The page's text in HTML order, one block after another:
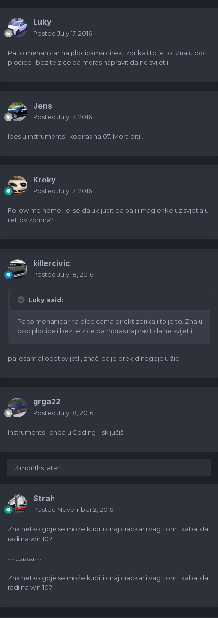
Luky
Posted July 17, 2016
Pa to mehanicar na plocicama direkt zbrika i to je to. Znaju doc
plocice i bez te zice pa moras napravit da ne svijetli.
Jens
Posted July 17, 2016
Ides u instruments i kodiras na 07. Mora biti...
Kroky
Posted July 17, 2016
Follow me home, jel se da ukljucit da pali i maglenke uz svjetla u
retrovizorima?
killercivic
Posted July 18, 2016
Luky said:
Pa to mehanicar na plocicama direkt zbrika i to je to. Znaju
doc plocice i bez te zice pa moras napravit da ne svijetli.
pa jesam al opet svijetli, znači da je prekid negdje u žici
grga22
Posted July 18, 2016
Instruments i onda u Coding i isključiš.
3 months later...
Strah
Posted November 2, 2016
Zna netko gdje se može kupiti onaj crackani vag com i kabal da
radi na win 10?
- - - Updated - - -
Zna netko gdje se može kupiti onaj crackani vag com i kabal da
radi na win 10?